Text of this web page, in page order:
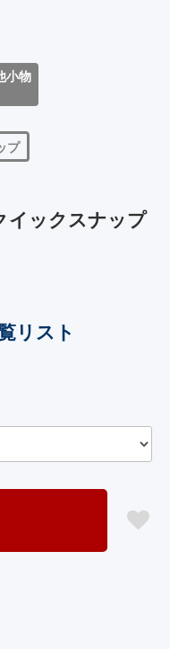
小物
プ
イックスナップ
リスト